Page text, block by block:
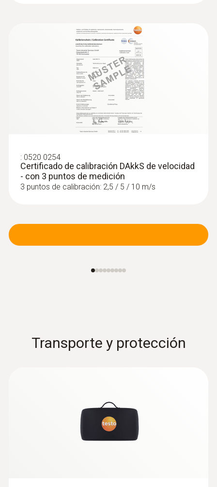
Sondas de presión
testo 510i - Manómetro diferencial con
Medición de la presión durante el flujo de
0560 2549 02
testo 549i - Analizador de alta presión
: 0520 0254
Certificado de calibración DAkkS de velocidad
- con 3 puntos de medición
3 puntos de calibración: 2,5 / 5 / 10 m/s
Transporte y protección